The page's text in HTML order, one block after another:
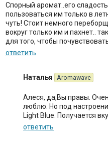
Спорный аромат..его
пользоваться им только в
чуть! Стоит немного
вокруг только им и пахнет..
для того, чтобы
ответить
Наталья Aromawave
Алеся, да,Вы правы.
люблю. Но под
Light Blue. Получается
ответить